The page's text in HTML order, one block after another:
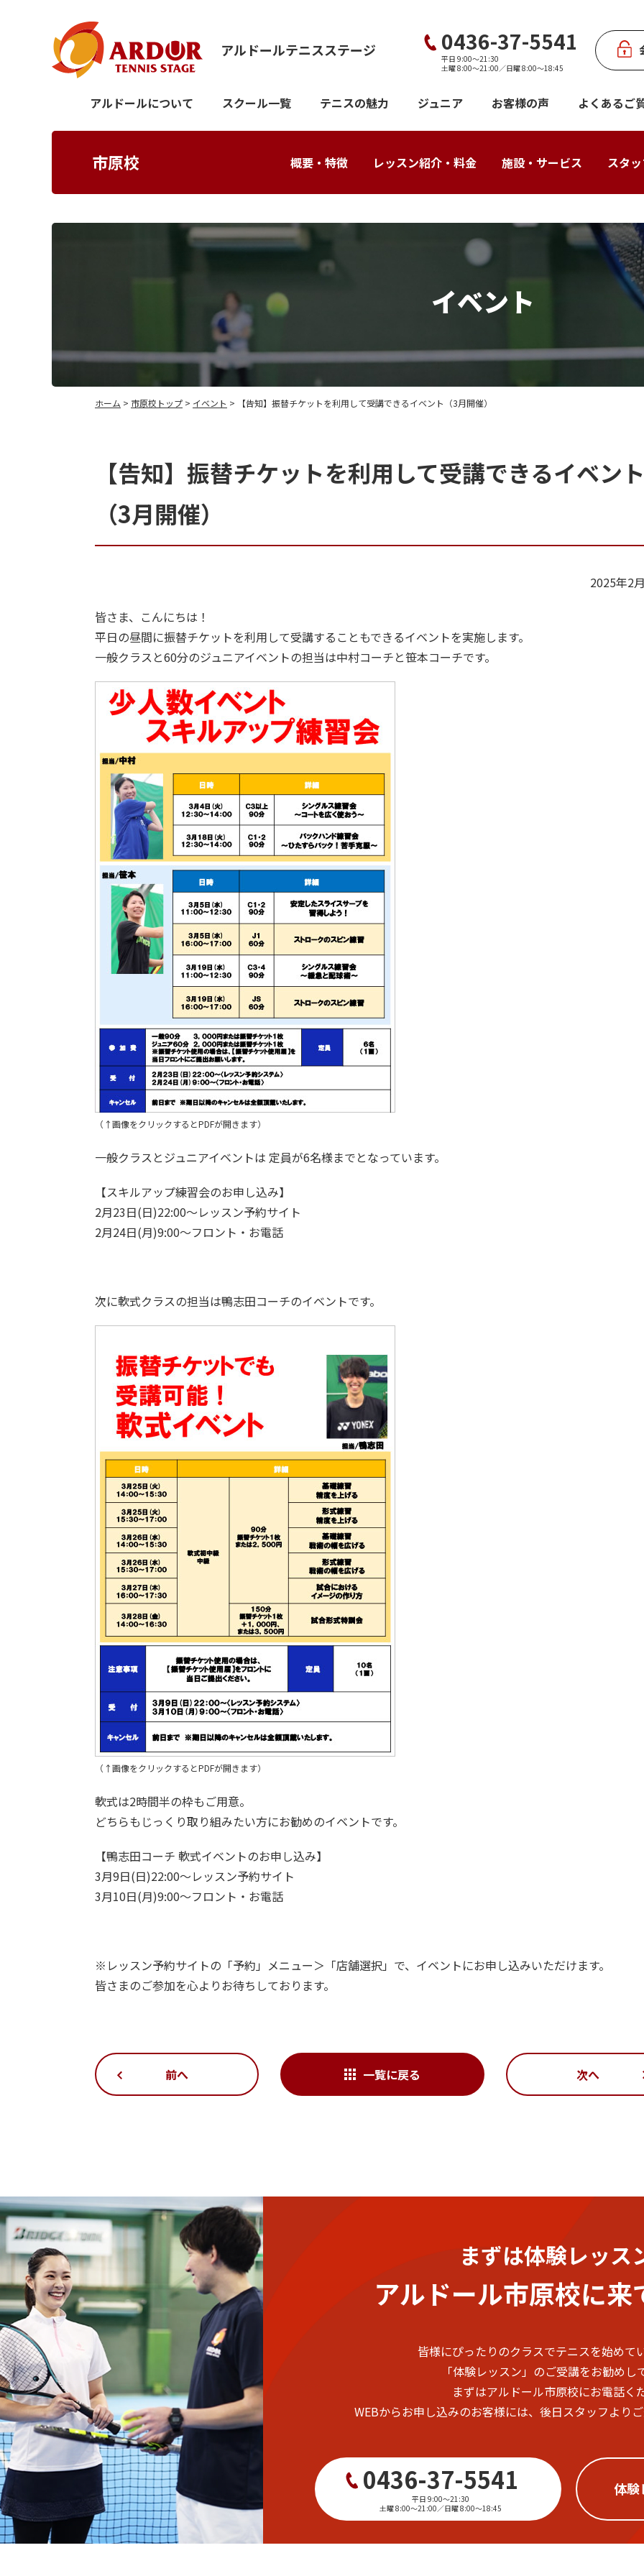
アルドールテニスステージ 0436-37-5541
平日 9:00〜21:30
土曜 8:00〜21:00／日曜 8:00〜18:45
概要・特徴 レッスン紹介・料金 施設・サービス スタ
アルドールについて スクール一覧 テニスの魅力 ジュニア お客様の声 よくあるご
市原校
イベント
ホーム > 市原校トップ > イベント > 【告知】振替チケットを利用して受講できるイベント（3月開催）
【告知】振替チケットを利用して受講できるイベン
（3月開催）
2025年2
皆さま、こんにちは！
平日の昼間に振替チケットを利用して受講することもできるイベントを実施します。
一般クラスと60分のジュニアイベントの担当は中村コーチと笹本コーチです。
（↑画像をクリックするとPDFが開きます）
一般クラスとジュニアイベントは 定員が6名様までとなっています。
【スキルアップ練習会のお申し込み】
2月23日(日)22:00～レッスン予約サイト
2月24日(月)9:00～フロント・お電話
次に軟式クラスの担当は鴨志田コーチのイベントです。
（↑画像をクリックするとPDFが開きます）
軟式は2時間半の枠もご用意。
どちらもじっくり取り組みたい方にお勧めのイベントです。
【鴨志田コーチ 軟式イベントのお申し込み】
3月9日(日)22:00～レッスン予約サイト
3月10日(月)9:00～フロント・お電話
※レッスン予約サイトの「予約」メニュー＞「店舗選択」で、イベントにお申し込みいただけます。
皆さまのご参加を心よりお待ちしております。
前へ 一覧に戻る 次へ
まずは体験レッス
アルドール市原校に来
皆様にぴったりのクラスでテニスを始めて
「体験レッスン」のご受講をお勧めし
まずはアルドール市原校にお電話く
WEBからお申し込みのお客様には、後日スタッフより
0436-37-5541
平日 9:00〜21:30
土曜 8:00〜21:00／日曜 8:00〜18:45
体験